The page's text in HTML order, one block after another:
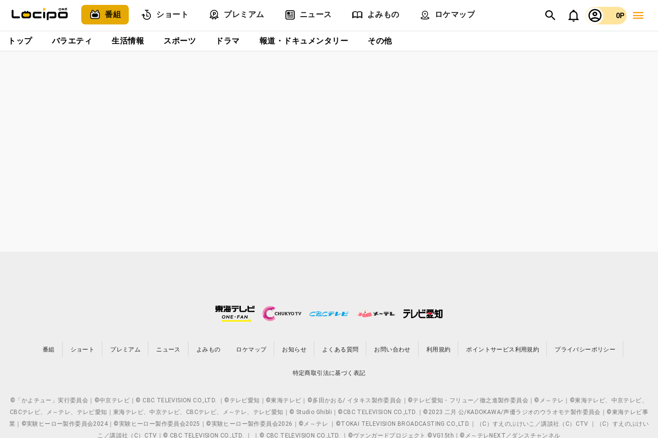
番組 ショート プレミアム ニュース よみもの ロケマップ 0P
トップ バラエティ 生活情報 スポーツ ドラマ 報道・ドキュメンタリー その他
番組 ショート プレミアム ニュース よみもの ロケマップ お知らせ よくある質問 お問い合わせ 利用規約 ポイントサービス利用規約 プライバシーポリシー
特定商取引法に基づく表記
©「かよチュー」実行委員会｜©中京テレビ｜© CBC TELEVISION CO.,LTD. ｜©テレビ愛知｜©東海テレビ｜©多田かおる/ イタキス製作委員会｜©テレビ愛知・フリュー／徹之進製作委員会｜©メ～テレ｜©東海テレビ、中京テレビ、
CBCテレビ、メ～テレ、テレビ愛知｜東海テレビ、中京テレビ、CBCテレビ、メ～テレ、テレビ愛知｜© Studio Ghibli｜©CBC TELEVISION CO.,LTD.｜©2023 二月 公/KADOKAWA/声優ラジオのウラオモテ製作委員会｜©東海テレビ事
業｜©実験ヒーロー製作委員会2024｜©実験ヒーロー製作委員会2025｜©実験ヒーロー製作委員会2026｜©メ～テレ ｜©TOKAI TELEVISION BROADCASTING CO.,LTD.｜（C）すえのぶけいこ／講談社（C）CTV ｜（C）すえのぶけい
こ／講談社（C）CTV｜© CBC TELEVISION CO.,LTD. ｜ ｜© CBC TELEVISION CO.,LTD. ｜©ヴァンガードプロジェクト ©VG15th｜©メ～テレNEXT／ダンスチャンネル